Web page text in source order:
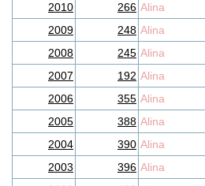
2010
266 Alina
2009
248 Alina
2008
245 Alina
2007
192 Alina
2006
355 Alina
2005
388 Alina
2004
390 Alina
2003
396 Alina